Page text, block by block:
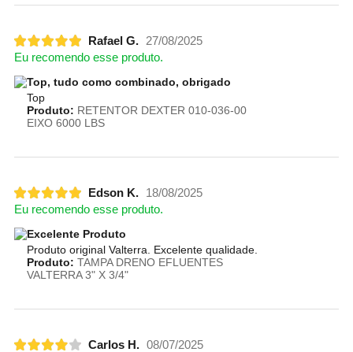
Rafael G.
27/08/2025
Eu recomendo esse produto.
Top, tudo como combinado, obrigado
Top
Produto: RETENTOR DEXTER 010-036-00
EIXO 6000 LBS
Edson K.
18/08/2025
Eu recomendo esse produto.
Excelente Produto
Produto original Valterra. Excelente qualidade.
Produto: TAMPA DRENO EFLUENTES
VALTERRA 3" X 3/4"
Carlos H. 08/07/2025